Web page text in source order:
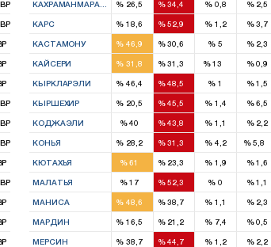
КАХРАМАНМАРАШ % 26,5 %34,4 %0,8 %2,5
КАРС % 18,6 %52,9 %1,2 %3,7
КАСТАМОНУ % 46,9 %30,6 % 5 %2,3
КАЙСЕРИ % 31,8 %31,3 %13 %0,9
КЫРКЛАРЭЛИ % 46,4 %48,5 % 1 %1,5
КЫРШЕХИР % 20,5 %45,5 %1,4 %6,5
КОДЖАЭЛИ %40
2
%43,8 %1,1 %2,2
КОНЬЯ % 28,2 %31,3 %4,2 %5,8
1
КЮТАХЬЯ %61
4
%23,3 %1,9 %1,6
МАЛАТЬЯ %17 %52,3 % 0 %1,1
МАНИСА % 48,6 %38,7 %1,1 %2,3
МАРДИН % 16,5 %21,2 %7,4 %0,5
МЕРСИН % 38,7 %44,7 %1,2 %2,2